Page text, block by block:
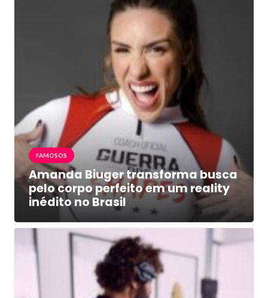
FAMOSOS
Amanda Biuger transforma busca
pelo corpo perfeito em um reality
inédito no Brasil